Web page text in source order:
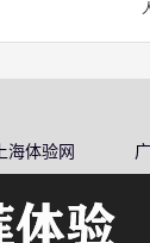
上海体验网